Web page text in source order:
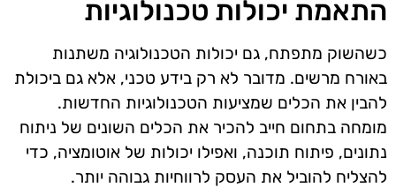
התאמת יכולות טכנולוגיות
כשהשוק מתפתח, גם יכולות הטכנולוגיה משתנות
באורח מרשים. מדובר לא רק בידע טכני, אלא גם ביכולת
להבין את הכלים שמציעות הטכנולוגיות החדשות.
מומחה בתחום חייב להכיר את הכלים השונים של ניתוח
נתונים, פיתוח תוכנה, ואפילו יכולות של אוטומציה, כדי
להצליח להוביל את העסק לרווחיות גבוהה יותר.